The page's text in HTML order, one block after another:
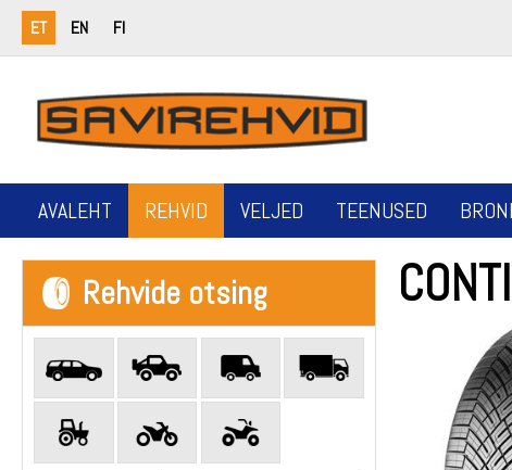
ET EN FI
AVALEHT REHVID VELJED TEENUSED
Rehvide otsing